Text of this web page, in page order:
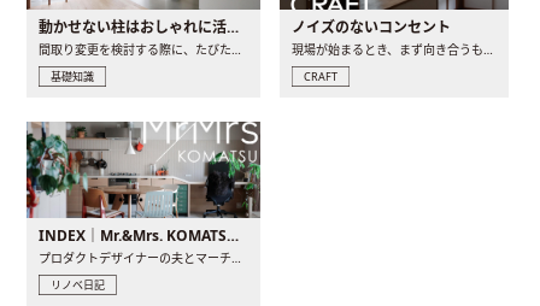
動かせない柱はおしゃれに活用！柱を魅せるリノベーション(リノベ)4選
間取り変更を検討する際に、たびたび皆さんの頭を悩ませる動か..
基礎知識
ノイズのないコンセント
現場が始まるとき、まず向き合うものの一つがコンセントです..
CRAFT
INDEX｜Mr.&Mrs. KOMATSU renovation diary
プロダクトデザイナーの夫とマーチャンダイザーの妻が、夫婦で..
リノベ日記